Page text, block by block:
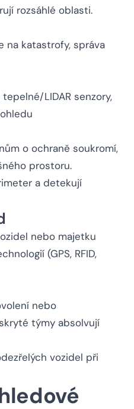
rozsáhlé oblasti.
na katastrofy, správa
LIDAR senzory,
o ochraně soukromí,
prostoru.
a detekují
nebo majetku
(GPS, RFID,
nebo
týmy absolvují
vozidel při